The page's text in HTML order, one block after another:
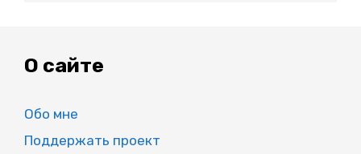
О сайте
Обо мне
Поддержать проект